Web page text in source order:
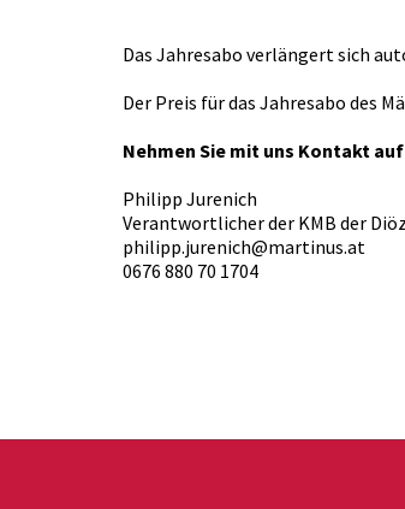
Das Jahresabo verlängert sich
Der Preis für das Jahresabo des
Nehmen Sie mit uns Kontakt
Philipp Jurenich
Verantwortlicher der KMB der
philipp.jurenich@martinus.at
0676 880 70 1704